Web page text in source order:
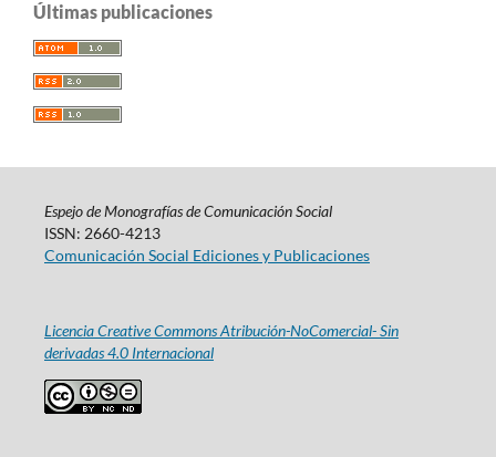
Últimas publicaciones
Espejo de Monografías de Comunicación Social
ISSN: 2660-4213
Comunicación Social Ediciones y Publicaciones
Licencia Creative Commons Atribución-NoComercial- Sin
derivadas 4.0 Internacional